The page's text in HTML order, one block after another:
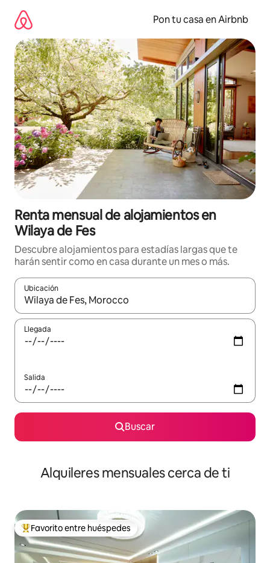
contenido
Pon tu casa en Airbnb
Renta mensual de alojamientos en
Wilaya de Fes
Descubre alojamientos para estadías largas que te
harán sentir como en casa durante un mes o más.
Ubicación
Cuando los resultados estén disponibles, navega con las
Llegada
Salida
Buscar
Alquileres mensuales cerca de ti
Favorito entre huéspedes preferido
Favorito entre huéspedes